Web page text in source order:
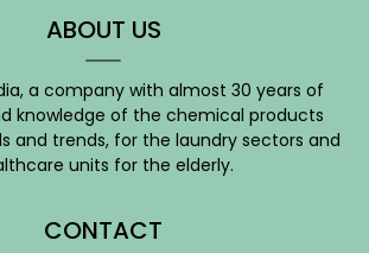
ABOUT US
a company with almost 30 years of
knowledge of the chemical products
and trends, for the laundry sectors and
units for the elderly.
CONTACT